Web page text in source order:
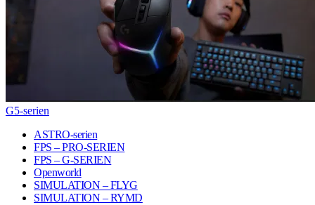
G5-serien
ASTRO-serien
FPS – PRO-SERIEN
FPS – G-SERIEN
Openworld
SIMULATION – FLYG
SIMULATION – RYMD